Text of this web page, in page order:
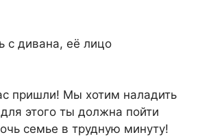
с дивана, её лицо
пришли! Мы хотим наладить
этого ты должна пойти
семье в трудную минуту!